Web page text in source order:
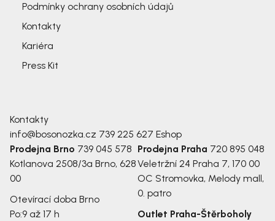
Podmínky ochrany osobních údajů
Kontakty
Kariéra
Press Kit
Kontakty
info@bosonozka.cz 739 225 627 Eshop
Prodejna Brno 739 045 578
Kotlanova 2508/3a Brno, 628
00
Otevírací doba Brno
Po:9 až 17 h
Prodejna Praha 720 895 048
Veletržní 24 Praha 7, 170 00
OC Stromovka, Melody mall,
0. patro
Outlet Praha-Štěrboholy